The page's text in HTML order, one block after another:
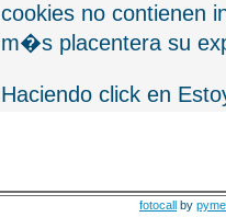
cookies no contienen
m�s placentera su
Haciendo click en
fotocall by